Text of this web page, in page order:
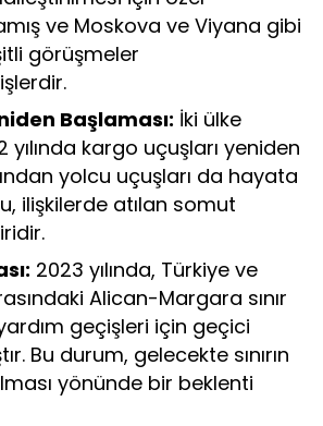
ve Moskova ve Viyana gibi
görüşmeler
Başlaması: İki ülke
yılında kargo uçuşları yeniden
yolcu uçuşları da hayata
ilişkilerde atılan somut
2023 yılında, Türkiye ve
Alican-Margara sınır
geçişleri için geçici
Bu durum, gelecekte sınırın
yönünde bir beklenti